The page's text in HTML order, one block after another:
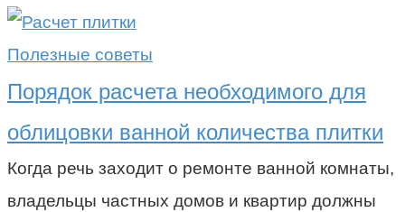
Полезные советы
Порядок расчета необходимого для
облицовки ванной количества плитки
Когда речь заходит о ремонте ванной комнаты,
владельцы частных домов и квартир должны